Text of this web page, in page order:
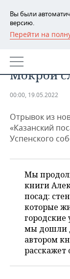
Вы были
версию.
Перейти на
РЕГИОНЫ
ТАТАРСТАН
НОВОСТИ
АНАЛИТИКА
ДЕКЛАРАЦИИ
ВУЗЫ
КОМУ
ТОРГОВЫЕ
ТАТАРСТАНА
НОВОСТИ
БАНКИ
БЮДЖЕТ
ИНВЕСТИЦИИ
АГРОПРОМ
НЕФТЕХИМИЯ
НЕФТЬ
ОПК
НОВОСТИ
АВТО
НОВОСТИ
БИЗНЕС
НОВОСТИ
РОЗНИЧНАЯ
ТЕХНОЛОГИИ
НОВОСТИ
МЕРОПРИЯТИЯ
Башни,
Мокрой
00:00, 19.05.2022
Отрывок из
«Казанский
Успенского
Мы
книги
посад:
которые
городские
мы дошли
автором
расскажет